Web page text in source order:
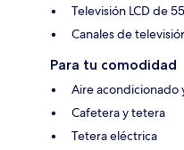
Televisión LCD de
Canales de
Para tu comodidad
Aire acondicionado
Cafetera y tetera
Tetera eléctrica